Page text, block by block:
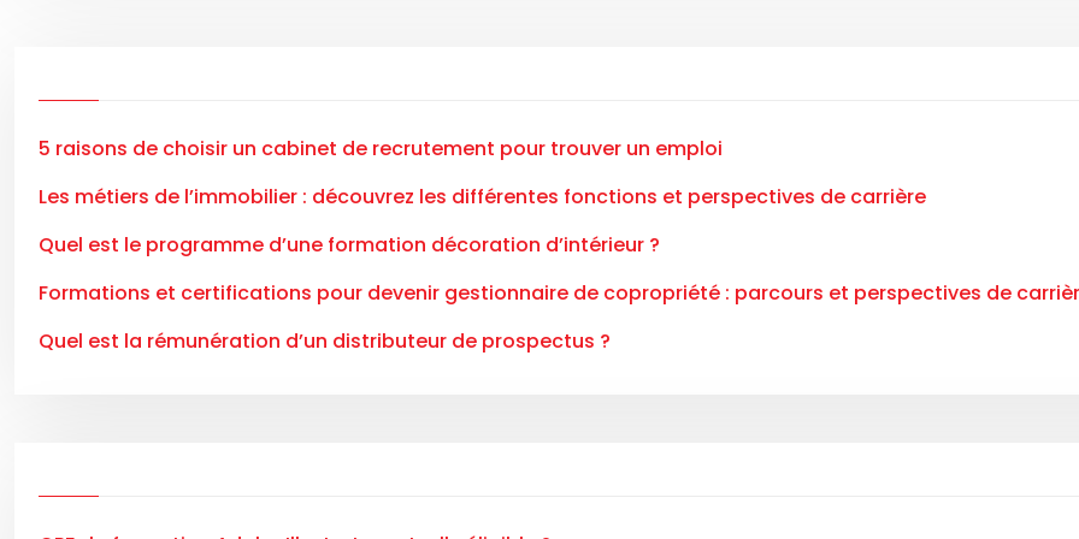
5 raisons de choisir un cabinet de recrutement pour trouver un emploi
Les métiers de l’immobilier : découvrez les différentes fonctions et perspectives de carrière
Quel est le programme d’une formation décoration d’intérieur ?
Formations et certifications pour devenir gestionnaire de copropriété : parcours et perspectives de
Quel est la rémunération d’un distributeur de prospectus ?